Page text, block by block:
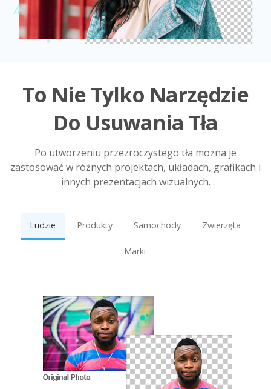
To Nie Tylko Narzędzie
Do Usuwania Tła
Po utworzeniu przezroczystego tła można je
zastosować w różnych projektach, układach, grafikach i
innych prezentacjach wizualnych.
Ludzie Produkty Samochody Zwierzęta
Marki